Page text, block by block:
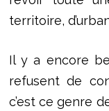
territoire,
Il y a encore
refusent de
c’est ce genre